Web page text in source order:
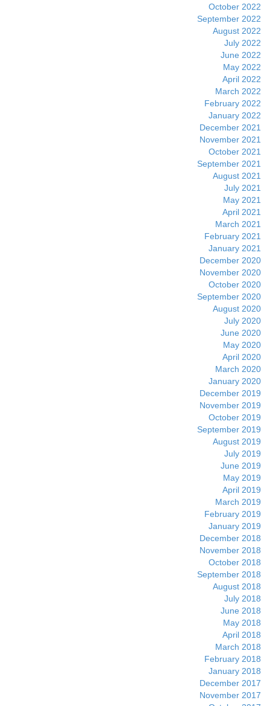
October 2022
September 2022
August 2022
July 2022
June 2022
May 2022
April 2022
March 2022
February 2022
January 2022
December 2021
November 2021
October 2021
September 2021
August 2021
July 2021
May 2021
April 2021
March 2021
February 2021
January 2021
December 2020
November 2020
October 2020
September 2020
August 2020
July 2020
June 2020
May 2020
April 2020
March 2020
January 2020
December 2019
November 2019
October 2019
September 2019
August 2019
July 2019
June 2019
May 2019
April 2019
March 2019
February 2019
January 2019
December 2018
November 2018
October 2018
September 2018
August 2018
July 2018
June 2018
May 2018
April 2018
March 2018
February 2018
January 2018
December 2017
November 2017